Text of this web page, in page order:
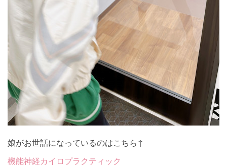
娘がお世話になっているのはこちら↑
機能神経カイロプラクティック